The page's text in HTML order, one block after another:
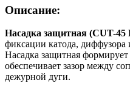
Описание:
Насадка защитная (CUT-45
фиксации катода, диффузора
Насадка защитная
обеспечивает зазор между
дежурной дуги.